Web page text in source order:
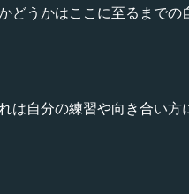
どうかはここに至るまで
は自分の練習や向き合い